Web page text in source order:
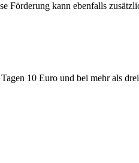
Förderung kann ebenfalls
10 Euro und bei mehr als